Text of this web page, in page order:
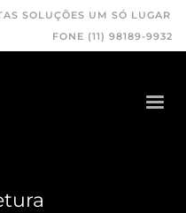
SOLUÇÕES UM SÓ LUGAR
FONE (11) 98189-9932